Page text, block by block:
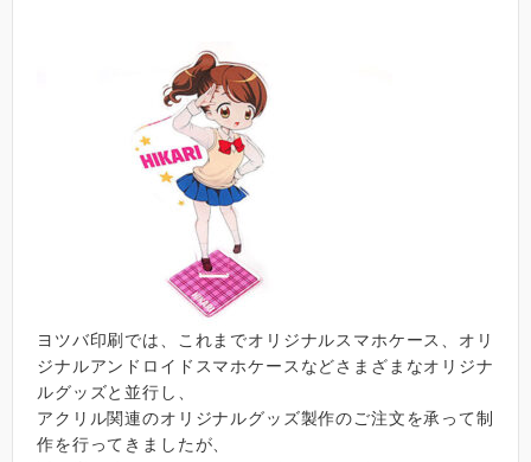
ヨツバ印刷では、これまでオリジナルスマホケース、オリ
ジナルアンドロイドスマホケースなどさまざまなオリジナ
ルグッズと並行し、
アクリル関連のオリジナルグッズ製作のご注文を承って制
作を行ってきましたが、